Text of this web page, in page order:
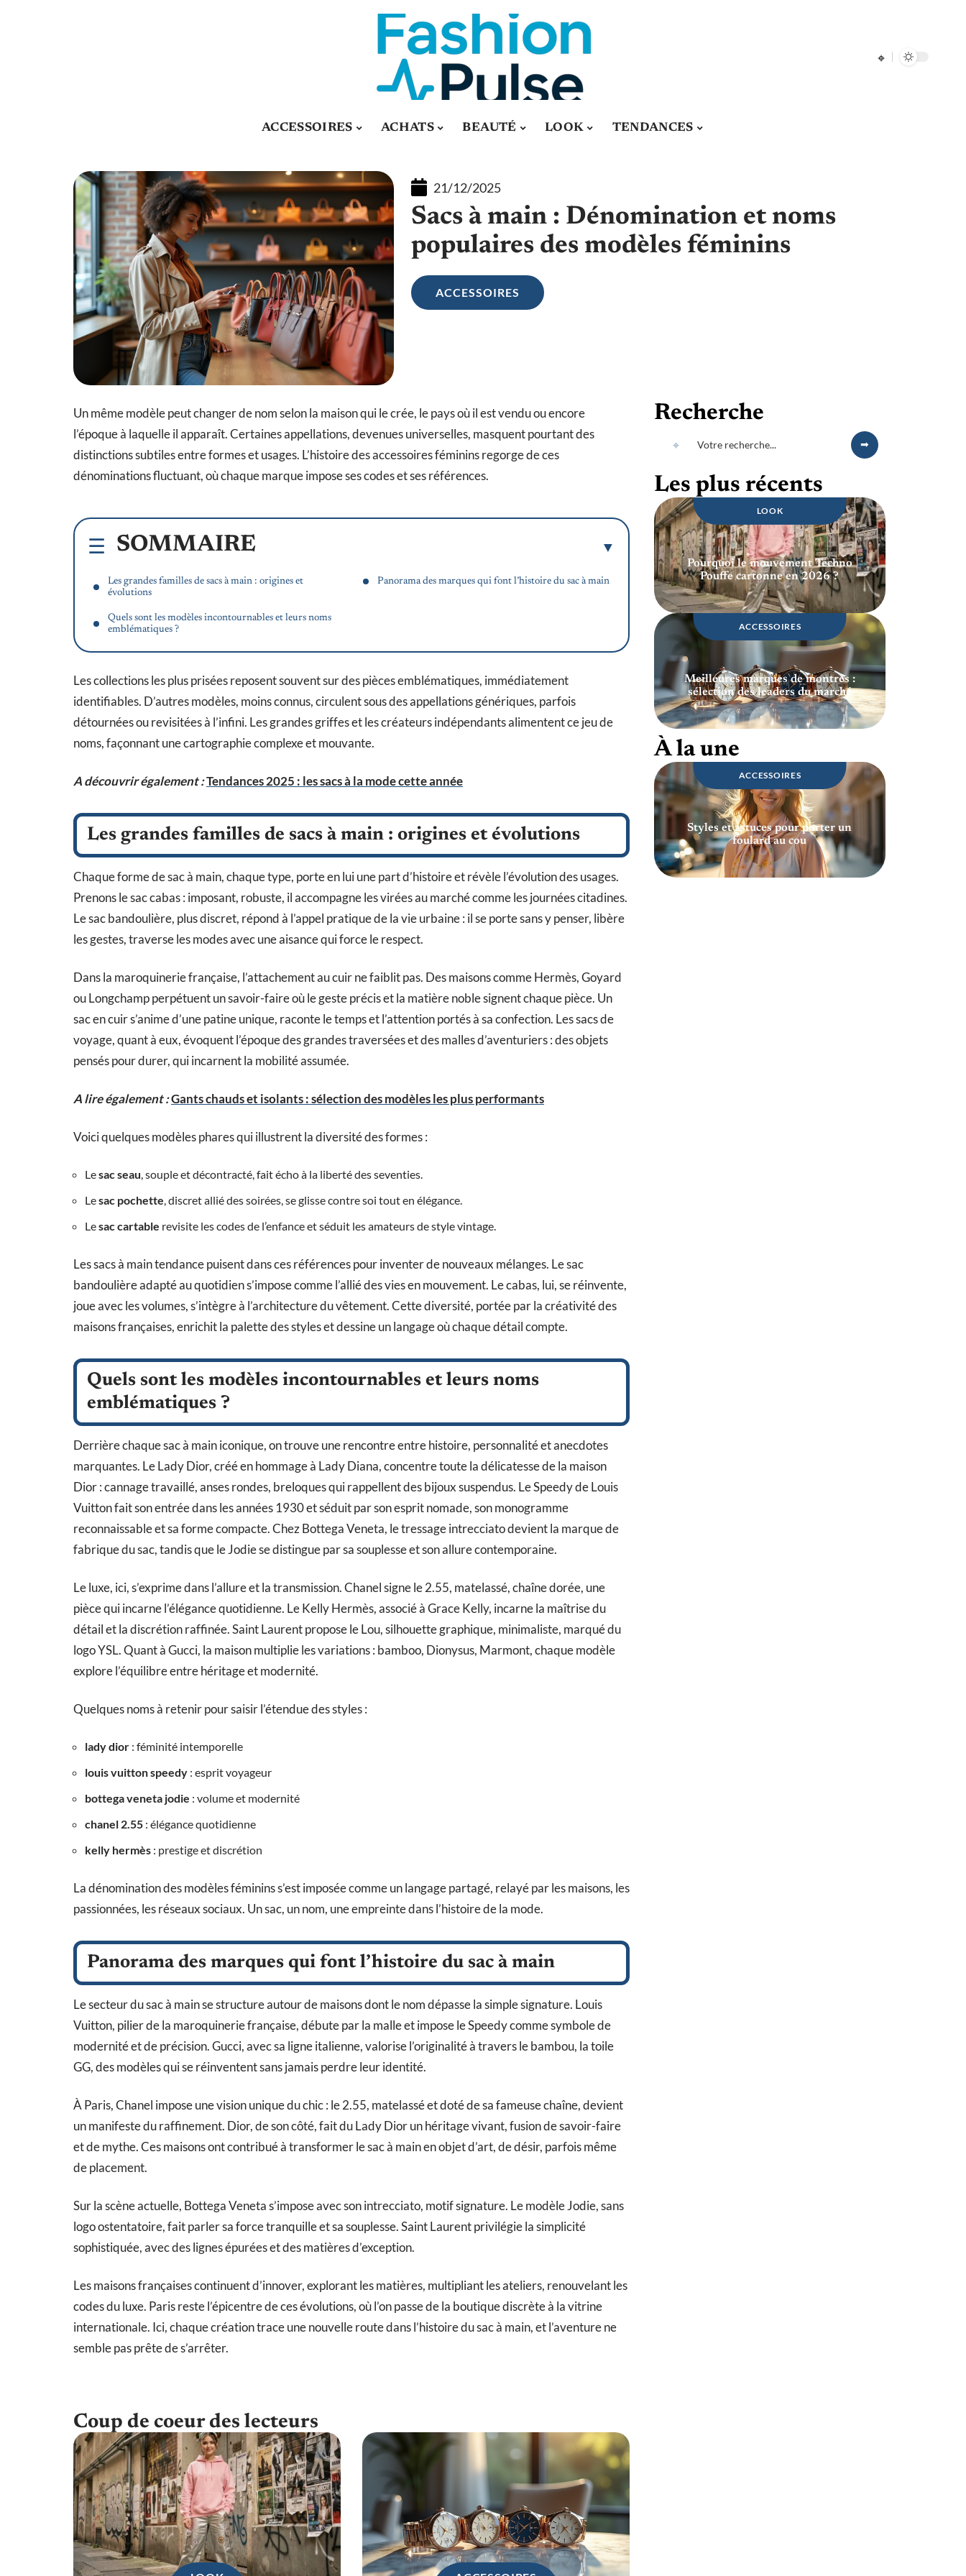
ACCESSOIRES ACHATS BEAUTÉ LOOK TENDANCES
21/12/2025
Sacs à main : Dénomination et noms
populaires des modèles féminins
ACCESSOIRES
Un même modèle peut changer de nom selon la maison qui le crée, le pays où il est vendu ou encore
l’époque à laquelle il apparaît. Certaines appellations, devenues universelles, masquent pourtant des
distinctions subtiles entre formes et usages. L’histoire des accessoires féminins regorge de ces
dénominations fluctuant, où chaque marque impose ses codes et ses références.
SOMMAIRE
Les grandes familles de sacs à main : origines et
évolutions
Quels sont les modèles incontournables et leurs noms
emblématiques ?
Panorama des marques qui font l’histoire du sac à main
Les collections les plus prisées reposent souvent sur des pièces emblématiques, immédiatement
identifiables. D’autres modèles, moins connus, circulent sous des appellations génériques, parfois
détournées ou revisitées à l’infini. Les grandes griffes et les créateurs indépendants alimentent ce jeu de
noms, façonnant une cartographie complexe et mouvante.
A découvrir également :Tendances 2025 : les sacs à la mode cette année
Les grandes familles de sacs à main : origines et évolutions
Chaque forme de sac à main, chaque type, porte en lui une part d’histoire et révèle l’évolution des usages.
Prenons le sac cabas : imposant, robuste, il accompagne les virées au marché comme les journées citadines.
Le sac bandoulière, plus discret, répond à l’appel pratique de la vie urbaine : il se porte sans y penser, libère
les gestes, traverse les modes avec une aisance qui force le respect.
Dans la maroquinerie française, l’attachement au cuir ne faiblit pas. Des maisons comme Hermès, Goyard
ou Longchamp perpétuent un savoir-faire où le geste précis et la matière noble signent chaque pièce. Un
sac en cuir s’anime d’une patine unique, raconte le temps et l’attention portés à sa confection. Les sacs de
voyage, quant à eux, évoquent l’époque des grandes traversées et des malles d’aventuriers : des objets
pensés pour durer, qui incarnent la mobilité assumée.
A lire également :Gants chauds et isolants : sélection des modèles les plus performants
Voici quelques modèles phares qui illustrent la diversité des formes :
Lesac seau , souple et décontracté, fait écho à la liberté des seventies.
Lesac pochette , discret allié des soirées, se glisse contre soi tout en élégance.
Lesac cartable revisite les codes de l’enfance et séduit les amateurs de style vintage.
Les sacs à main tendance puisent dans ces références pour inventer de nouveaux mélanges. Le sac
bandoulière adapté au quotidien s’impose comme l’allié des vies en mouvement. Le cabas, lui, se réinvente,
joue avec les volumes, s’intègre à l’architecture du vêtement. Cette diversité, portée par la créativité des
maisons françaises, enrichit la palette des styles et dessine un langage où chaque détail compte.
Quels sont les modèles incontournables et leurs noms
emblématiques ?
Derrière chaque sac à main iconique, on trouve une rencontre entre histoire, personnalité et anecdotes
marquantes. Le Lady Dior, créé en hommage à Lady Diana, concentre toute la délicatesse de la maison
Dior : cannage travaillé, anses rondes, breloques qui rappellent des bijoux suspendus. Le Speedy de Louis
Vuitton fait son entrée dans les années 1930 et séduit par son esprit nomade, son monogramme
reconnaissable et sa forme compacte. Chez Bottega Veneta, le tressage intrecciato devient la marque de
fabrique du sac, tandis que le Jodie se distingue par sa souplesse et son allure contemporaine.
Le luxe, ici, s’exprime dans l’allure et la transmission. Chanel signe le 2.55, matelassé, chaîne dorée, une
pièce qui incarne l’élégance quotidienne. Le Kelly Hermès, associé à Grace Kelly, incarne la maîtrise du
détail et la discrétion raffinée. Saint Laurent propose le Lou, silhouette graphique, minimaliste, marqué du
logo YSL. Quant à Gucci, la maison multiplie les variations : bamboo, Dionysus, Marmont, chaque modèle
explore l’équilibre entre héritage et modernité.
Quelques noms à retenir pour saisir l’étendue des styles :
lady dior : féminité intemporelle
louis vuitton speedy : esprit voyageur
bottega veneta jodie : volume et modernité
chanel 2.55 : élégance quotidienne
kelly hermès : prestige et discrétion
La dénomination des modèles féminins s’est imposée comme un langage partagé, relayé par les maisons, les
passionnées, les réseaux sociaux. Un sac, un nom, une empreinte dans l’histoire de la mode.
Panorama des marques qui font l’histoire du sac à main
Le secteur du sac à main se structure autour de maisons dont le nom dépasse la simple signature. Louis
Vuitton, pilier de la maroquinerie française, débute par la malle et impose le Speedy comme symbole de
modernité et de précision. Gucci, avec sa ligne italienne, valorise l’originalité à travers le bambou, la toile
GG, des modèles qui se réinventent sans jamais perdre leur identité.
À Paris, Chanel impose une vision unique du chic : le 2.55, matelassé et doté de sa fameuse chaîne, devient
un manifeste du raffinement. Dior, de son côté, fait du Lady Dior un héritage vivant, fusion de savoir-faire
et de mythe. Ces maisons ont contribué à transformer le sac à main en objet d’art, de désir, parfois même
de placement.
Sur la scène actuelle, Bottega Veneta s’impose avec son intrecciato, motif signature. Le modèle Jodie, sans
logo ostentatoire, fait parler sa force tranquille et sa souplesse. Saint Laurent privilégie la simplicité
sophistiquée, avec des lignes épurées et des matières d’exception.
Les maisons françaises continuent d’innover, explorant les matières, multipliant les ateliers, renouvelant les
codes du luxe. Paris reste l’épicentre de ces évolutions, où l’on passe de la boutique discrète à la vitrine
internationale. Ici, chaque création trace une nouvelle route dans l’histoire du sac à main, et l’aventure ne
semble pas prête de s’arrêter.
Coup de coeur des lecteurs
Recherche
Les plus récents
LOOK
Pourquoi le mouvement Techno
Pouffe cartonne en 2026 ?
ACCESSOIRES
Meilleures marques de montres :
sélection des leaders du marché
À la une
ACCESSOIRES
Styles et astuces pour porter un
foulard au cou